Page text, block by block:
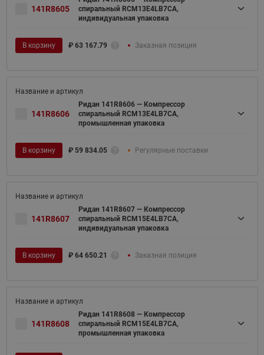
141R8605
спиральный RCM13E4LB7CA,
индивидуальная упаковка
В корзину ₽ 63 167.79 Заказная позиция
141R8606
Ридан 141R8606 — Компрессор
спиральный RCM13E4LB7CA,
промышленная упаковка
В корзину ₽ 59 834.05 Регулярные поставки
141R8607
Ридан 141R8607 — Компрессор
спиральный RCM15E4LB7CA,
индивидуальная упаковка
В корзину ₽ 64 650.21 Заказная позиция
141R8608
Ридан 141R8608 — Компрессор
спиральный RCM15E4LB7CA,
промышленная упаковка